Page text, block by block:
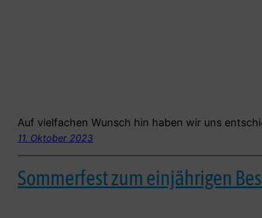
Auf vielfachen Wunsch hin haben wir uns
11. Oktober 2023
Sommerfest zum einjährigen